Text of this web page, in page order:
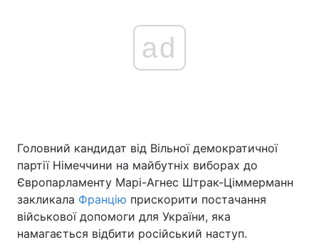
Україна Політика
Економіка Світ
Спорт Наука
Техно і зв'язок Лайт
ad
Головний кандидат від Вільної демократичної
партії Німеччини на майбутніх виборах до
Європарламенту Марі-Агнес Штрак-Ціммерманн
закликала Францію прискорити постачання
військової допомоги для України, яка
намагається відбити російський наступ.